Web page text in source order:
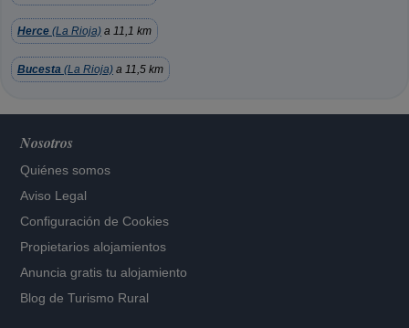
Herce (La Rioja) a 11,1 km
Bucesta (La Rioja) a 11,5 km
Nosotros
Quiénes somos
Aviso Legal
Configuración de Cookies
Propietarios alojamientos
Anuncia gratis tu alojamiento
Blog de Turismo Rural